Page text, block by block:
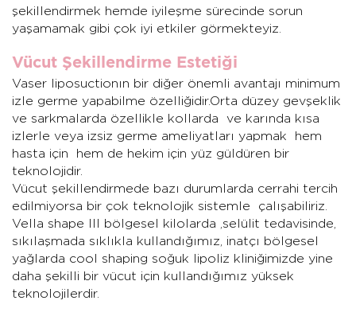
şekillendirmek hemde iyileşme sürecinde sorun
yaşamamak gibi çok iyi etkiler görmekteyiz.
Vücut Şekillendirme Estetiği
Vaser liposuctionın bir diğer önemli avantajı minimum
izle germe yapabilme özelliğidir.Orta düzey gevşeklik
ve sarkmalarda özellikle kollarda ve karında kısa
izlerle veya izsiz germe ameliyatları yapmak hem
hasta için hem de hekim için yüz güldüren bir
teknolojidir.
Vücut şekillendirmede bazı durumlarda cerrahi tercih
edilmiyorsa bir çok teknolojik sistemle çalışabiliriz.
Vella shape III bölgesel kilolarda ,selülit tedavisinde,
sıkılaşmada sıklıkla kullandığımız, inatçı bölgesel
yağlarda cool shaping soğuk lipoliz kliniğimizde yine
daha şekilli bir vücut için kullandığımız yüksek
teknolojilerdir.